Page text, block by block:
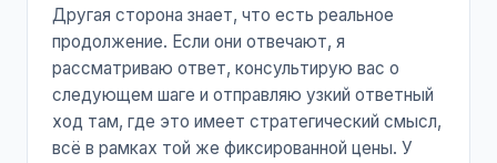
Другая сторона знает, что есть реальное
продолжение. Если они отвечают, я
рассматриваю ответ, консультирую вас о
следующем шаге и отправляю узкий ответный
ход там, где это имеет стратегический смысл,
всё в рамках той же фиксированной цены. У